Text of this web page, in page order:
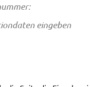
eingeben